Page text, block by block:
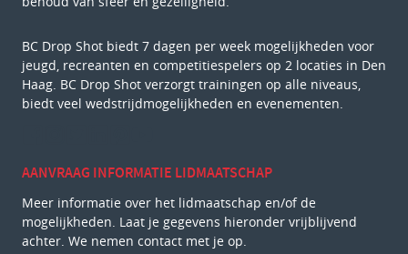
BC Drop Shot biedt 7 dagen per week mogelijkheden voor
jeugd, recreanten en competitiespelers op 2 locaties in Den
Haag. BC Drop Shot verzorgt trainingen op alle niveaus,
biedt veel wedstrijdmogelijkheden en evenementen.
AANVRAAG INFORMATIE LIDMAATSCHAP
Meer informatie over het lidmaatschap en/of de
mogelijkheden. Laat je gegevens hieronder vrijblijvend
achter. We nemen contact met je op.